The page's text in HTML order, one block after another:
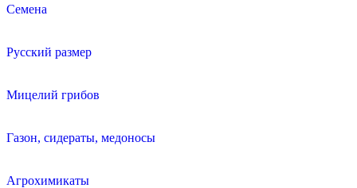
Семена
Русский размер
Мицелий грибов
Газон, сидераты, медоносы
Агрохимикаты